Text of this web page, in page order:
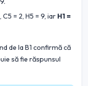
= 2, H5 = 9, iar H1 =
de la B1 confirmă că
să fie răspunsul